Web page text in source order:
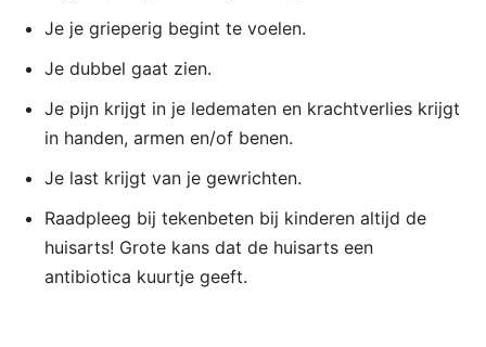
Je je grieperig begint te voelen.
Je dubbel gaat zien.
Je pijn krijgt in je ledematen en krachtverlies krijgt
in handen, armen en/of benen.
Je last krijgt van je gewrichten.
Raadpleeg bij tekenbeten bij kinderen altijd de
huisarts! Grote kans dat de huisarts een
antibiotica kuurtje geeft.